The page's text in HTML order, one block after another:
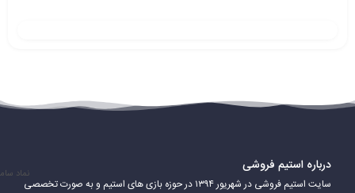
درباره استیم فروشی
سایت استیم فروشی در شهریور ۱۳۹۴ در حوزه بازی های استیم و به صورت تخصصی
نماد